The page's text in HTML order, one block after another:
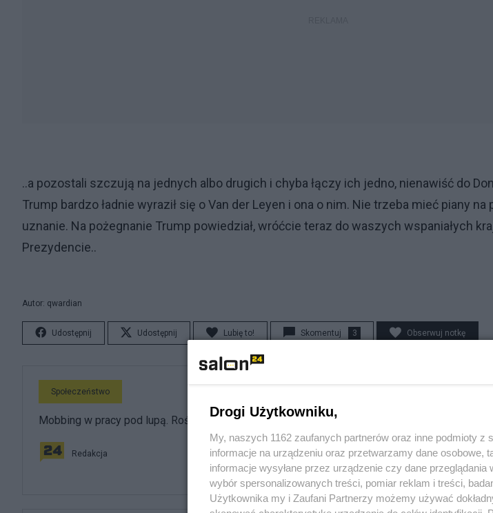
..a pozostali szczują na jednych albo drugich i chyba łączy ich jedno, nienawiść do
Trump bardzo ładnie wyraził się o Van der Leyen i ona o nim. Nie trzeba mieć piany
uznanie. Na pożegnanie Trump powiedział, wróćcie teraz do waszych wspaniałych
Prezydencie..
Autor: qwardian
Udostępnij Udostępnij Lubię to! Skomentuj 3 Obserwuj notkę
Społeczeństwo
Mobbing w pracy pod lupą. Rośnie liczba zgłoszeń
Redakcja
agresora
Redakcja
Drogi Użytkowniku,
My, naszych 1162 zaufanych partnerów oraz inne podmioty
informacje na urządzeniu oraz przetwarzamy dane osobowe,
informacje wysyłane przez urządzenie czy dane
wybór spersonalizowanych treści, pomiar reklam i treści,
Użytkownika my i Zaufani Partnerzy możemy używać